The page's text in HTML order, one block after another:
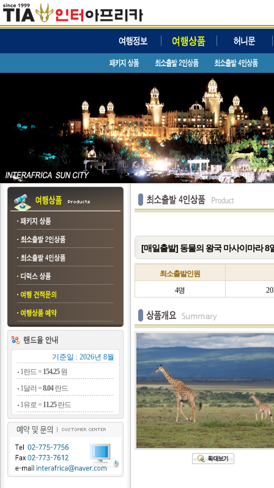
기준일 : 2026년 8월
1란드 = 154.25원
1달러 =8.04란드
1유로 = 11.25란드
[매일출발] 동물의 왕국 마사이마라 8
최소출발인원
4명